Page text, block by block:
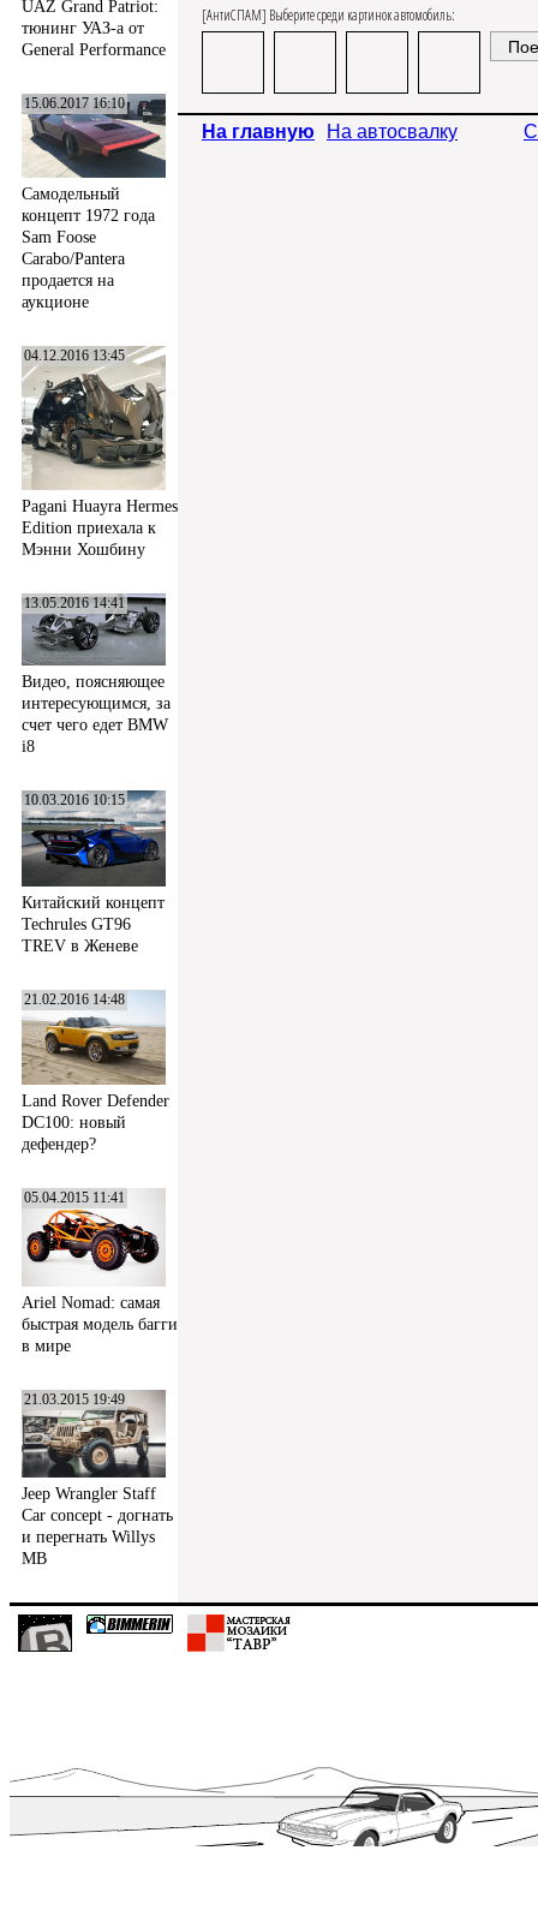
UAZ Grand Patriot:
тюнинг УАЗ-а от
General Performance
15.06.2017 16:10
Самодельный
концепт 1972 года
Sam Foose
Carabo/Pantera
продается на
аукционе
04.12.2016 13:45
Pagani Huayra Hermes
Edition приехала к
Мэнни Хошбину
13.05.2016 14:41
Видео, поясняющее
интересующимся, за
счет чего едет BMW
i8
10.03.2016 10:15
Китайский концепт
Techrules GT96
TREV в Женеве
21.02.2016 14:48
Land Rover Defender
DC100: новый
дефендер?
05.04.2015 11:41
Ariel Nomad: самая
быстрая модель багги
в мире
21.03.2015 19:49
Jeep Wrangler Staff
Car concept - догнать
и перегнать Willys
MB
[АнтиСПАМ] Выберите среди картинок автомобиль:
На главную На автосвалку